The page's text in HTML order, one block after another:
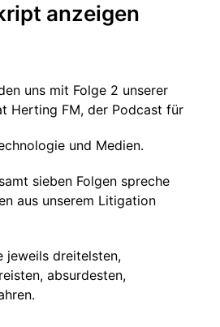
anzeigen
uns mit Folge 2 unserer
Herting FM, der Podcast für
und Medien.
sieben Folgen spreche
aus unserem Litigation
jeweils dreitelsten,
absurdesten,